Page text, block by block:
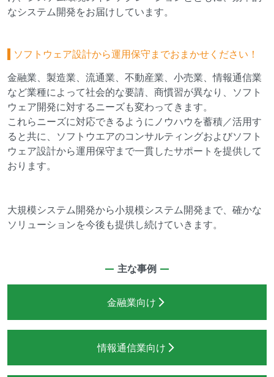
なシステム開発をお届けしています。
ソフトウェア設計から運用保守までおまかせください！
金融業、製造業、流通業、不動産業、小売業、情報通信業
など業種によって社会的な要請、商慣習が異なり、ソフト
ウェア開発に対するニーズも変わってきます。
これらニーズに対応できるようにノウハウを蓄積／活用す
ると共に、ソフトウエアのコンサルティングおよびソフト
ウェア設計から運用保守まで一貫したサポートを提供して
おります。
大規模システム開発から小規模システム開発まで、確かな
ソリューションを今後も提供し続けていきます。
主な事例
金融業向け
情報通信業向け